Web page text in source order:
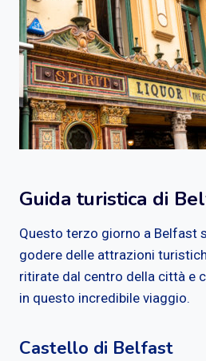
Guida turistica di
Questo terzo giorno a Belfast
godere delle attrazioni
ritirate dal centro della città e
in questo incredibile viaggio.
Castello di Belfast